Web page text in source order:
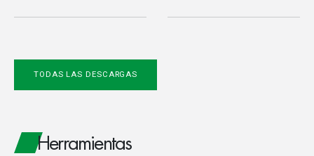
TODAS LAS DESCARGAS
Herramientas